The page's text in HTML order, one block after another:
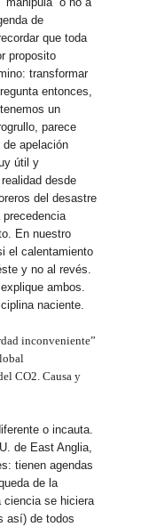
de
que toda
proposito
transformar
entonces,
un
parece
apelación
útil y
desde
del desastre
En nuestro
el calentamiento
y no al revés.
ambos.
naciente.
inconveniente”
CO2. Causa y
o incauta.
de East Anglia,
tienen agendas
de la
ciencia se hiciera
así) de todos